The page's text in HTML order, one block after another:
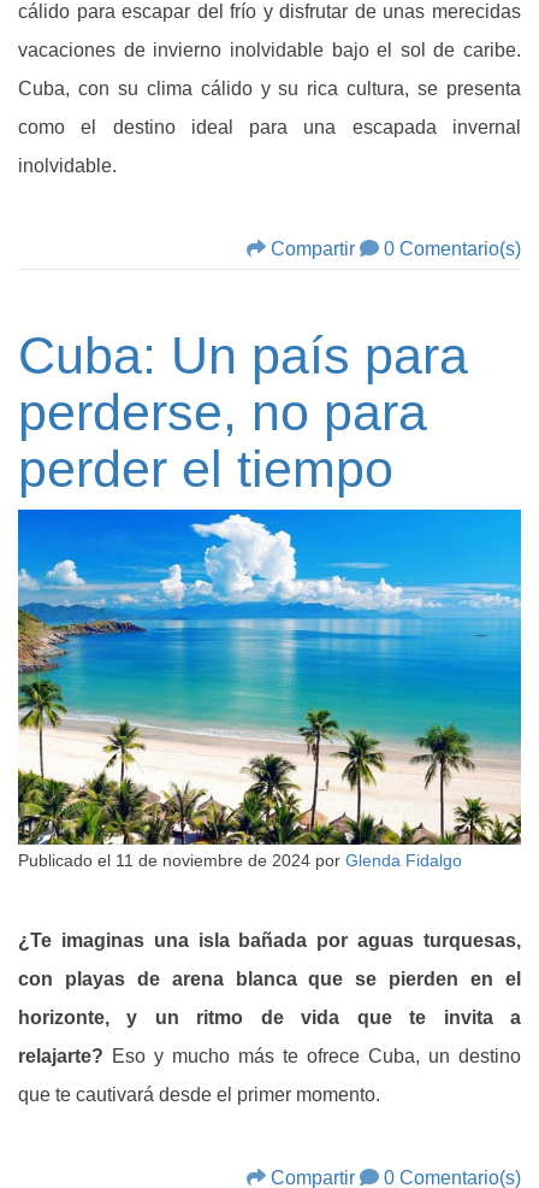
cálido para escapar del frío y disfrutar de unas merecidas
vacaciones de invierno inolvidable bajo el sol de caribe.
Cuba, con su clima cálido y su rica cultura, se presenta
como el destino ideal para una escapada invernal
inolvidable.
Compartir 0 Comentario(s)
Cuba: Un país para
perderse, no para
perder el tiempo
Publicado el 11 de noviembre de 2024 por Glenda Fidalgo
¿Te imaginas una isla bañada por aguas turquesas,
con playas de arena blanca que se pierden en el
horizonte, y un ritmo de vida que te invita a
relajarte? Eso y mucho más te ofrece Cuba, un destino
que te cautivará desde el primer momento.
Compartir 0 Comentario(s)